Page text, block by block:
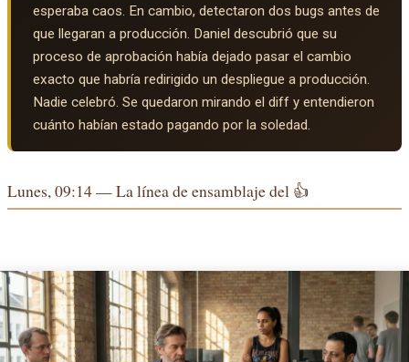
esperaba caos. En cambio, detectaron dos bugs antes de
que llegaran a producción. Daniel descubrió que su
proceso de aprobación había dejado pasar el cambio
exacto que habría redirigido un despliegue a producción.
Nadie celebró. Se quedaron mirando el diff y entendieron
cuánto habían estado pagando por la soledad.
Lunes, 09:14 — La línea de ensamblaje del 👍